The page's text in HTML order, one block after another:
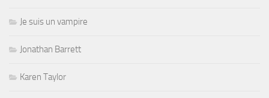
Je suis un vampire
Jonathan Barrett
Karen Taylor